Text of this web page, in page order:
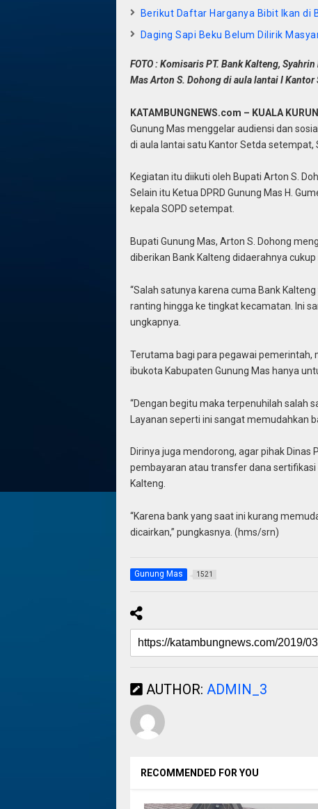
Berikut Daftar Harganya Bibit Ikan di
Daging Sapi Beku Belum Dilirik
FOTO : Komisaris PT. Bank Kalteng,
Mas Arton S. Dohong di aula lantai I
KATAMBUNGNEWS.com – KUALA
Gunung Mas menggelar audiensi dan
di aula lantai satu Kantor Setda setempat,
Kegiatan itu diikuti oleh Bupati Arton S.
Selain itu Ketua DPRD Gunung Mas H.
kepala SOPD setempat.
Bupati Gunung Mas, Arton S. Dohong
diberikan Bank Kalteng didaerahnya
“Salah satunya karena cuma Bank
ranting hingga ke tingkat kecamatan. Ini
ungkapnya.
Terutama bagi para pegawai pemerintah,
ibukota Kabupaten Gunung Mas hanya
“Dengan begitu maka terpenuhilah salah
Layanan seperti ini sangat memudahkan
Dirinya juga mendorong, agar pihak
pembayaran atau transfer dana
Kalteng.
“Karena bank yang saat ini kurang
dicairkan,” pungkasnya. (hms/srn)
Gunung Mas 1521
AUTHOR: ADMIN_3
RECOMMENDED FOR YOU